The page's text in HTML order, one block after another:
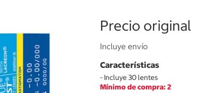
Precio original
Incluye envío
Características
- Incluye 30 lentes
Mínimo de compra: 2